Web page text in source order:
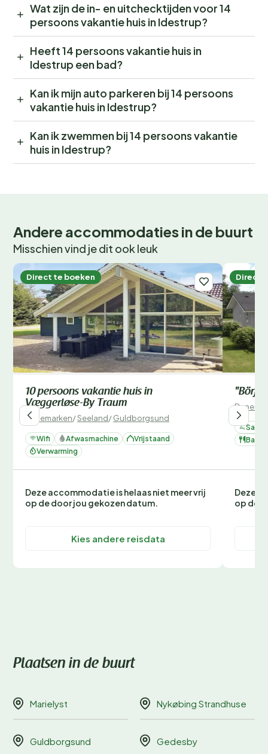
Wat zijn de in- en uitchecktijden voor 14
persoons vakantie huis in Idestrup?
Heeft 14 persoons vakantie huis in
Idestrup een bad?
Kan ik mijn auto parkeren bij 14 persoons
vakantie huis in Idestrup?
Kan ik zwemmen bij 14 persoons vakantie
huis in Idestrup?
Andere accommodaties in de buurt
Misschien vind je dit ook leuk
Direct te boeken
10 persoons vakantie huis in
Væggerløse-By Traum
Denemarken/Seeland/Guldborgsund
Wifi Afwasmachine
Vrijstaand
Verwarming
Deze accommodatie is helaas niet meer vrij
op de door jou gekozen datum.
Kies andere reisdata
Direct
Sauna
Deze
op de
Plaatsen in de buurt
Marielyst Nykøbing Strandhuse
Guldborgsund Gedesby